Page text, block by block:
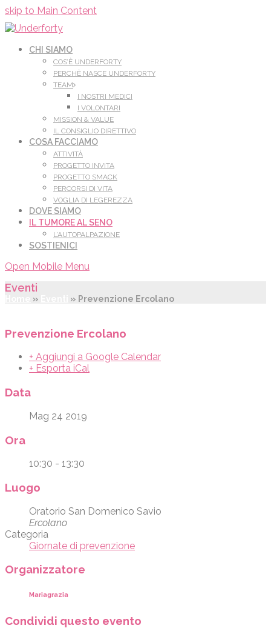
skip to Main Content
CHI SIAMO
COS’È UNDERFORTY
PERCHÈ NASCE UNDERFORTY
TEAM
I NOSTRI MEDICI
I VOLONTARI
MISSION & VALUE
IL CONSIGLIO DIRETTIVO
COSA FACCIAMO
ATTIVITÀ
PROGETTO INVITA
PROGETTO SMACK
PERCORSI DI VITA
VOGLIA DI LEGEREZZA
DOVE SIAMO
IL TUMORE AL SENO
L’AUTOPALPAZIONE
SOSTIENICI
Open Mobile Menu
Eventi
» » Prevenzione Ercolano
Prevenzione Ercolano
+ Aggiungi a Google Calendar
+ Esporta iCal
Data
Mag 24 2019
Ora
10:30 - 13:30
Luogo
Oratorio San Domenico Savio
Ercolano
Categoria
Giornate di prevenzione
Organizzatore
Mariagrazia
Condividi questo evento